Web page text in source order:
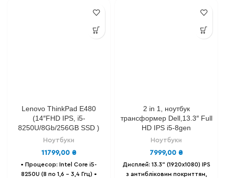
Lenovo ThinkPad E480
(14″FHD IPS, i5-
8250U/8Gb/256GB SSD )
Ноутбуки
11799,00 ₴
• Процесор: Intel Сore i5-
8250U (8 по 1,6 - 3,4 Ггц) •
2 in 1, ноутбук
трансформер Dell,13.3″ Full
HD IPS i5-8gen
Ноутбуки
7999,00 ₴
Дисплей: 13.3" (1920х1080) IPS
з антибліковим покриттям,